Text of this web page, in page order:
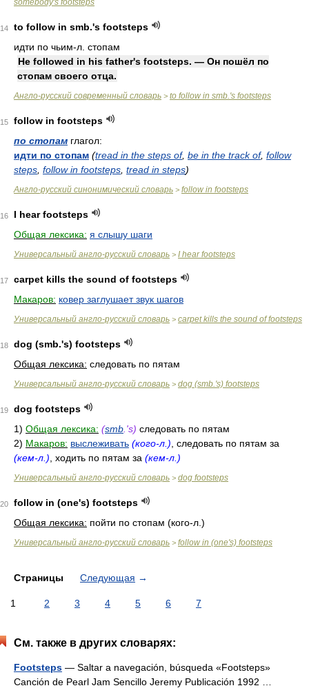
somebody's footsteps
14
to follow in smb.'s footsteps
идти по чьим-л. стопам
He followed in his father's footsteps. — Он пошёл по
стопам своего отца.
Англо-русский современный словарь > to follow in smb.'s footsteps
15
follow in footsteps
по стопам глагол:
идти по стопам (tread in the steps of, be in the track of, follow
steps follow in footsteps tread in steps)
Англо-русский синонимический словарь > follow in footsteps
16
I hear footsteps
Общая лексика: я слышу шаги
Универсальный англо-русский словарь > I hear footsteps
17
carpet kills the sound of footsteps
Макаров: ковер заглушает звук шагов
Универсальный англо-русский словарь > carpet kills the sound of footsteps
18
dog (smb.'s) footsteps
Общая лексика: следовать по пятам
Универсальный англо-русский словарь > dog (smb.'s) footsteps
19
dog footsteps
1) Общая лексика: (smb .'s) следовать по пятам
2) Макаров: выслеживать (кого-л.) , следовать по пятам за
(кем-л.) , ходить по пятам за (кем-л.)
Универсальный англо-русский словарь > dog footsteps
20
follow in (one's) footsteps
Общая лексика: пойти по стопам (кого-л.)
Универсальный англо-русский словарь > follow in (one's) footsteps
Страницы Следующая →
1 2 3 4 5 6 7
См. также в других словарях:
Footsteps — Saltar a navegación, búsqueda «Footsteps»
Canción de Pearl Jam Sencillo Jeremy Publicación 1992 …